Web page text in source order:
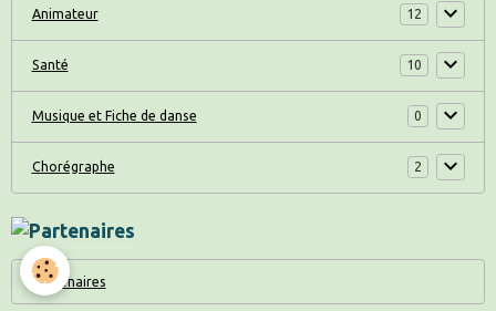
Animateur 12
Santé 10
Musique et Fiche de danse 0
Chorégraphe 2
Partenaires